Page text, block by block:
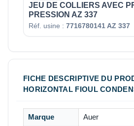
JEU DE COLLIERS AVEC
PRESSION AZ 337
Réf. usine : 7716780141 AZ 337
FICHE DESCRIPTIVE DU
HORIZONTAL FIOUL
Marque Auer